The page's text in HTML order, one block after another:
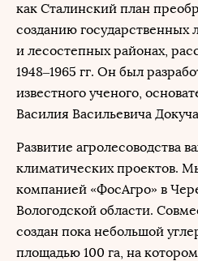
как Сталинский план
созданию государственных
и лесостепных районах,
1948–1965 гг. Он был
известного ученого,
Василия Васильевича
Развитие агролесоводства
климатических проектов.
компанией «ФосАгро» в
Вологодской области.
создан пока небольшой
площадью 100 га, на